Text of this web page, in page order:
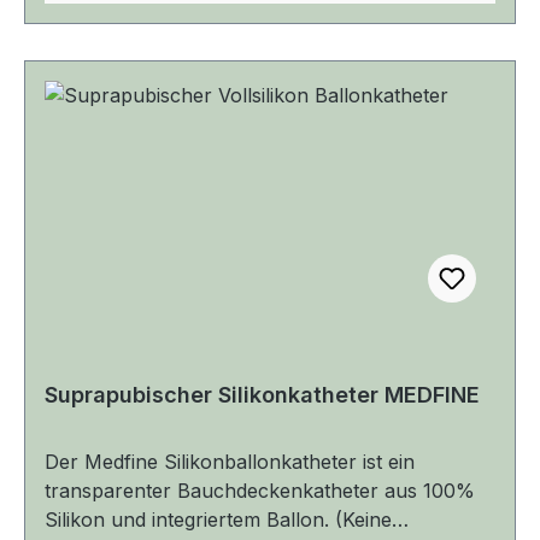
abgestimmten Materialhärtegrade verbessern die
Erhältlich in allen gängigen Größen: CH 12 – CH
20 Der Ecodrain Integral Spezial ist die ideale
Katheter der Größe CH 10. Die Katheter in den
von 5 ml und eine Länge von 40 cm. Die
Katheter in den Größen CH 16 bis CH 24 haben
ausgezeichnete Gewebeverträglichkeit. Durch
eine spezielle Ballon-eigenschaft ist eine sichere
Fixierung des Katheters in der Blase und eine
Suprapubischer Silikonkatheter MEDFINE
Der Medfine Silikonballonkatheter ist ein
transparenter Bauchdeckenkatheter aus 100%
Silikon und integriertem Ballon. (Keine